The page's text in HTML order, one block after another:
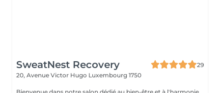
SweatNest Recovery
29
20, Avenue Victor Hugo Luxembourg 1750